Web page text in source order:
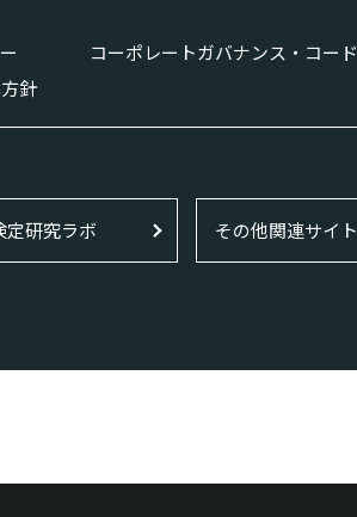
コーポレートガバナンス・コード
針
定研究ラボ その他関連サイト